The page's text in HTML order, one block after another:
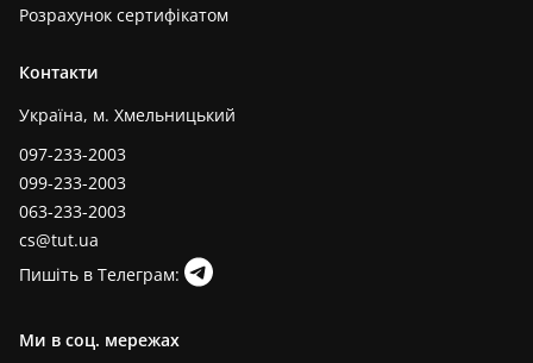
Розрахунок сертифікатом
Контакти
Україна, м. Хмельницький
097-233-2003
099-233-2003
063-233-2003
cs@tut.ua
Пишіть в Телеграм:
Ми в соц. мережах